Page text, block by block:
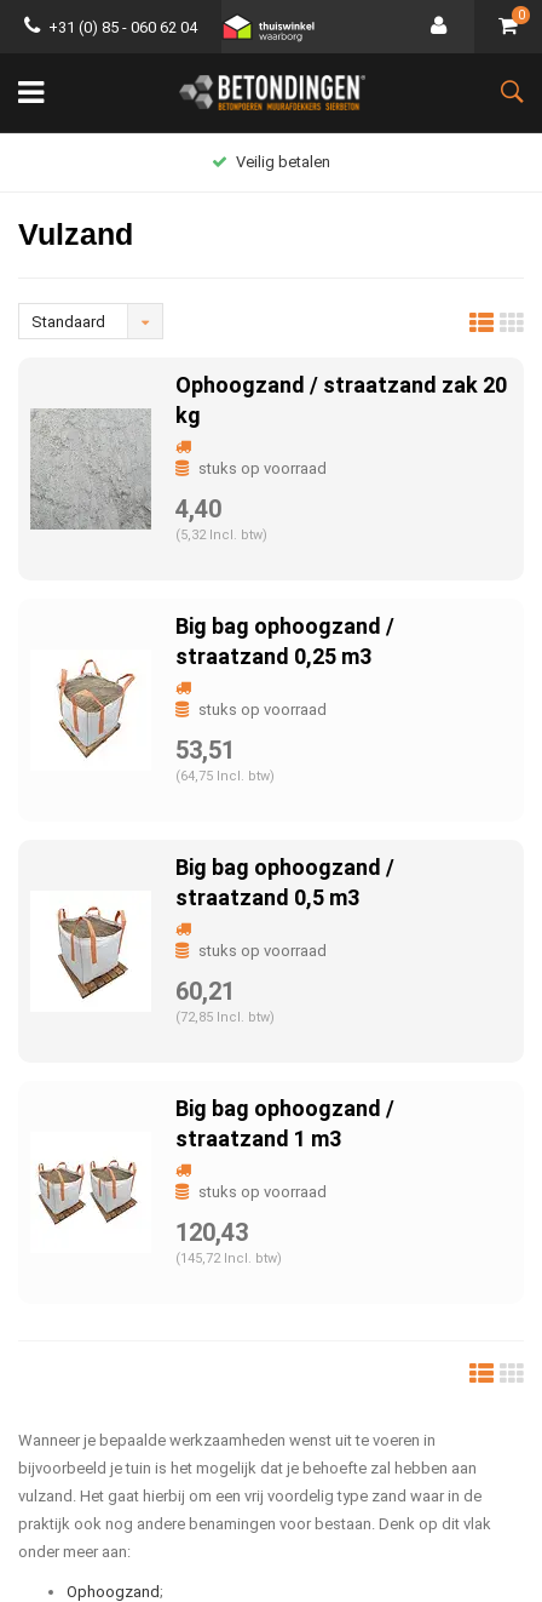
+31 (0) 85 - 060 62 04
0
Groot assortiment
Vulzand
Standaard
Ophoogzand / straatzand zak 20
kg
stuks op voorraad
4,40
(5,32 Incl. btw)
Big bag ophoogzand /
straatzand 0,25 m3
stuks op voorraad
53,51
(64,75 Incl. btw)
Big bag ophoogzand /
straatzand 0,5 m3
stuks op voorraad
60,21
(72,85 Incl. btw)
Big bag ophoogzand /
straatzand 1 m3
stuks op voorraad
120,43
(145,72 Incl. btw)
Wanneer je bepaalde werkzaamheden wenst uit te voeren in
bijvoorbeeld je tuin is het mogelijk dat je behoefte zal hebben aan
vulzand. Het gaat hierbij om een vrij voordelig type zand waar in de
praktijk ook nog andere benamingen voor bestaan. Denk op dit vlak
onder meer aan:
Ophoogzand;